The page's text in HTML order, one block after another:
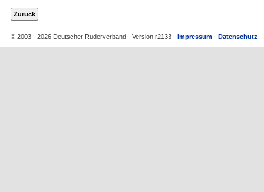
© 2003 - 2026 Deutscher Ruderverband - Version r2133 - Impressum - Datenschutz